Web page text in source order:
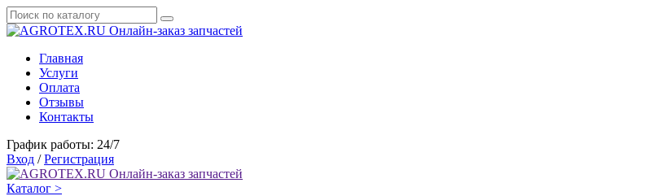
Онлайн-заказ запчастей
Главная
Услуги
Оплата
Отзывы
Контакты
График работы: 24/7
Вход / Регистрация
Онлайн-заказ запчастей
Каталог >